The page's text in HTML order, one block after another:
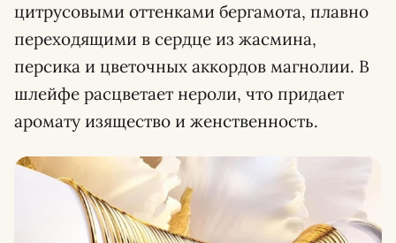
цитрусовыми оттенками бергамота, плавно
переходящими в сердце из жасмина,
персика и цветочных аккордов магнолии. В
шлейфе расцветает нероли, что придает
аромату изящество и женственность.